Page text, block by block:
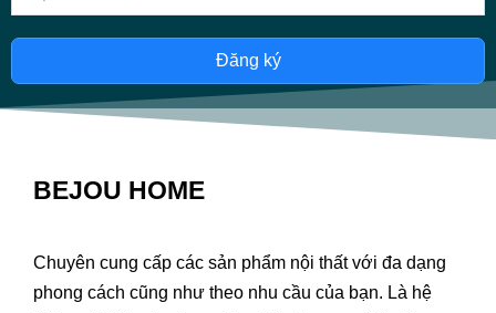
Đăng ký
BEJOU HOME
Chuyên cung cấp các sản phẩm nội thất với đa dạng
phong cách cũng như theo nhu cầu của bạn. Là hệ